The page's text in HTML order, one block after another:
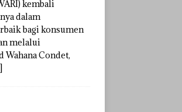
kembali
dalam
bagi konsumen
melalui
Wahana Condet,